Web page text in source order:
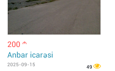
200 m
Anbar icarəsi
2025-09-15 49